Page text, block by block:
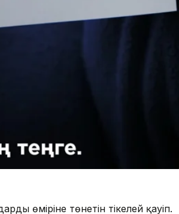
өміріне төнетін тікелей қауіп.